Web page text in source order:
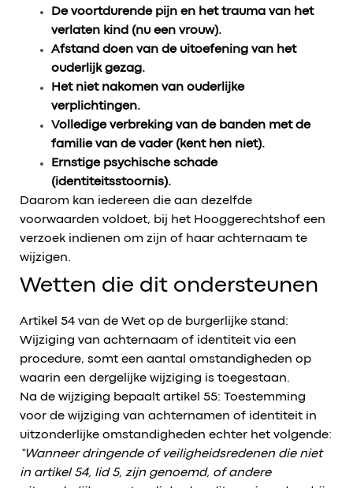
De voortdurende pijn en het trauma van het
verlaten kind (nu een vrouw).
Afstand doen van de uitoefening van het
ouderlijk gezag.
Het niet nakomen van ouderlijke
verplichtingen.
Volledige verbreking van de banden met de
familie van de vader (kent hen niet).
Ernstige psychische schade
(identiteitsstoornis).
Daarom kan iedereen die aan dezelfde
voorwaarden voldoet, bij het Hooggerechtshof een
verzoek indienen om zijn of haar achternaam te
wijzigen.
Wetten die dit ondersteunen
Artikel 54 van de Wet op de burgerlijke stand:
Wijziging van achternaam of identiteit via een
procedure, somt een aantal omstandigheden op
waarin een dergelijke wijziging is toegestaan.
Na de wijziging bepaalt artikel 55: Toestemming
voor de wijziging van achternamen of identiteit in
uitzonderlijke omstandigheden echter het volgende:
“Wanneer dringende of veiligheidsredenen die niet
in artikel 54, lid 5, zijn genoemd, of andere